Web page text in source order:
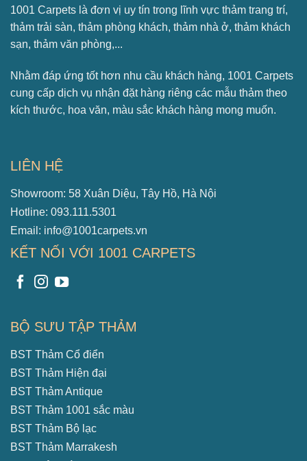
1001 Carpets là đơn vị uy tín trong lĩnh vực thảm trang trí,
thảm trải sàn, thảm phòng khách, thảm nhà ở, thảm khách
sạn, thảm văn phòng,...
Nhằm đáp ứng tốt hơn nhu cầu khách hàng, 1001 Carpets
cung cấp dịch vụ nhận đặt hàng riêng các mẫu thảm theo
kích thước, hoa văn, màu sắc khách hàng mong muốn.
LIÊN HỆ
Showroom: 58 Xuân Diệu, Tây Hồ, Hà Nội
Hotline: 093.111.5301
Email: info@1001carpets.vn
KẾT NỐI VỚI 1001 CARPETS
BỘ SƯU TẬP THẢM
BST Thảm Cổ điển
BST Thảm Hiện đại
BST Thảm Antique
BST Thảm 1001 sắc màu
BST Thảm Bộ lạc
BST Thảm Marrakesh